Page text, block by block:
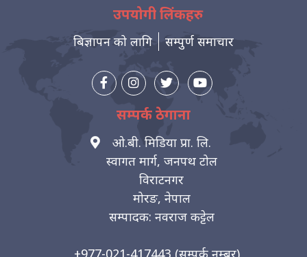
उपयोगी लिंकहरु
बिज्ञापन को लागि सम्पुर्ण समाचार
सम्पर्क ठेगाना
ओ.बी. मिडिया प्रा. लि.
स्वागत मार्ग, जनपथ टोल
विराटनगर
मोरङ, नेपाल
सम्पादक: नवराज कट्टेल
+977-021-417443 (सम्पर्क नम्बर)